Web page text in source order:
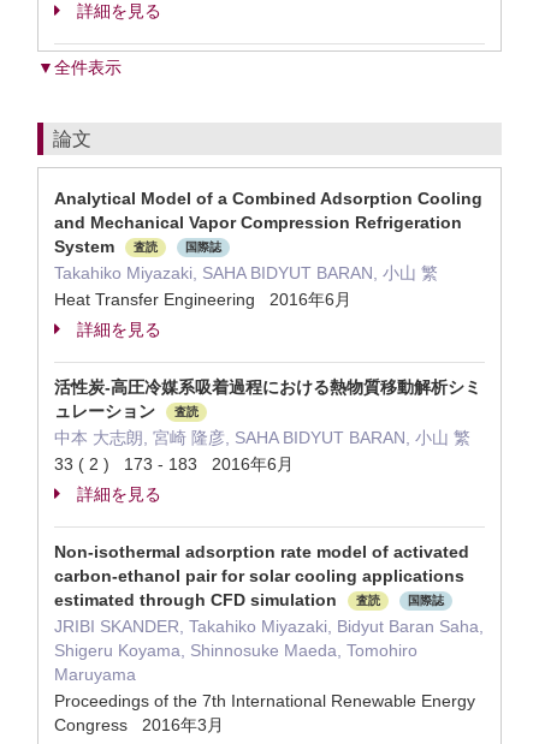
詳細を見る
▼全件表示
論文
Analytical Model of a Combined Adsorption Cooling
and Mechanical Vapor Compression Refrigeration
System
査読 国際誌
Takahiko Miyazaki, SAHA BIDYUT BARAN, 小山 繁
Heat Transfer Engineering 2016年6月
詳細を見る
活性炭-高圧冷媒系吸着過程における熱物質移動解析シミ
ュレーション
査読
中本 大志朗, 宮崎 隆彦, SAHA BIDYUT BARAN, 小山 繁
33 ( 2 ) 173 - 183 2016年6月
詳細を見る
Non-isothermal adsorption rate model of activated
carbon-ethanol pair for solar cooling applications
estimated through CFD simulation
査読 国際誌
JRIBI SKANDER, Takahiko Miyazaki, Bidyut Baran Saha,
Shigeru Koyama, Shinnosuke Maeda, Tomohiro
Maruyama
Proceedings of the 7th International Renewable Energy
Congress 2016年3月